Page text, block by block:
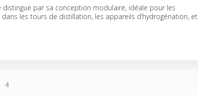
distingue par sa conception modulaire, idéale pour les
les tours de distillation, les appareils d’hydrogénation, et
4